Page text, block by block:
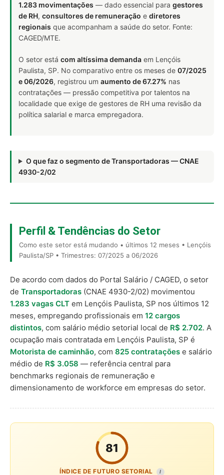
1.283 movimentações — dado essencial para gestores
de RH, consultores de remuneração e diretores
regionais que acompanham a saúde do setor. Fonte:
CAGED/MTE.
O setor está com altíssima demanda em Lençóis
Paulista, SP. No comparativo entre os meses de 07/2025
e 06/2026, registrou um aumento de 67.27% nas
contratações — pressão competitiva por talentos na
localidade que exige de gestores de RH uma revisão da
política salarial e marca empregadora.
O que faz o segmento de Transportadoras — CNAE
4930-2/02
Perfil & Tendências do Setor
Como este setor está mudando • últimos 12 meses • Lençóis
Paulista/SP • Trimestres: 07/2025 a 06/2026
De acordo com dados do Portal Salário / CAGED, o setor
de Transportadoras (CNAE 4930-2/02) movimentou
1.283 vagas CLT em Lençóis Paulista, SP nos últimos 12
meses, empregando profissionais em 12 cargos
distintos, com salário médio setorial local de R$ 2.702. A
ocupação mais contratada em Lençóis Paulista, SP é
Motorista de caminhão, com 825 contratações e salário
médio de R$ 3.058 — referência central para
benchmarks regionais de remuneração e
dimensionamento de workforce em empresas do setor.
81
ÍNDICE DE FUTURO SETORIAL I